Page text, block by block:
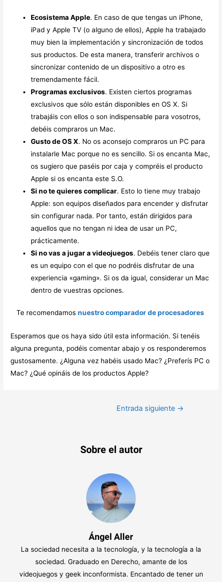
Ecosistema Apple. En caso de que tengas un iPhone,
iPad y Apple TV (o alguno de ellos), Apple ha trabajado
muy bien la implementación y sincronización de todos
sus productos. De esta manera, transferir archivos o
sincronizar contenido de un dispositivo a otro es
tremendamente fácil.
Programas exclusivos. Existen ciertos programas
exclusivos que sólo están disponibles en OS X. Si
trabajáis con ellos o son indispensable para vosotros,
debéis compraros un Mac.
Gusto de OS X. No os aconsejo compraros un PC para
instalarle Mac porque no es sencillo. Si os encanta Mac,
os sugiero que paséis por caja y compréis el producto
Apple si os encanta este S.O.
Si no te quieres complicar. Esto lo tiene muy trabajo
Apple: son equipos diseñados para encender y disfrutar
sin configurar nada. Por tanto, están dirigidos para
aquellos que no tengan ni idea de usar un PC,
prácticamente.
Si no vas a jugar a videojuegos. Debéis tener claro que
es un equipo con el que no podréis disfrutar de una
experiencia «gaming». Si os da igual, considerar un Mac
dentro de vuestras opciones.
Te recomendamos nuestro comparador de procesadores
Esperamos que os haya sido útil esta información. Si tenéis
alguna pregunta, podéis comentar abajo y os responderemos
gustosamente. ¿Alguna vez habéis usado Mac? ¿Preferís PC o
Mac? ¿Qué opináis de los productos Apple?
Entrada siguiente →
Sobre el autor
Ángel Aller
La sociedad necesita a la tecnología, y la tecnología a la
sociedad. Graduado en Derecho, amante de los
videojuegos y geek inconformista. Encantado de tener un